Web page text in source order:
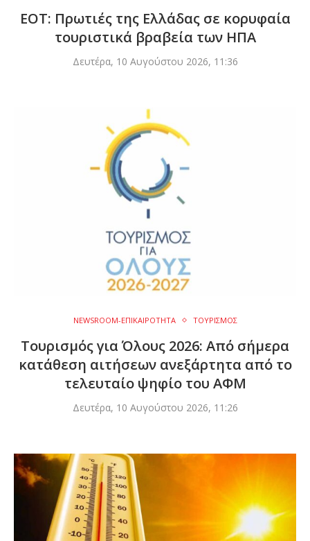
ΕΟΤ: Πρωτιές της Ελλάδας σε κορυφαία
τουριστικά βραβεία των ΗΠΑ
Δευτέρα, 10 Αυγούστου 2026, 11:36
NEWSROOM-ΕΠΙΚΑΙΡΟΤΗΤΑ ΤΟΥΡΙΣΜΟΣ
Τουρισμός για Όλους 2026: Από σήμερα
κατάθεση αιτήσεων ανεξάρτητα από το
τελευταίο ψηφίο του ΑΦΜ
Δευτέρα, 10 Αυγούστου 2026, 11:26